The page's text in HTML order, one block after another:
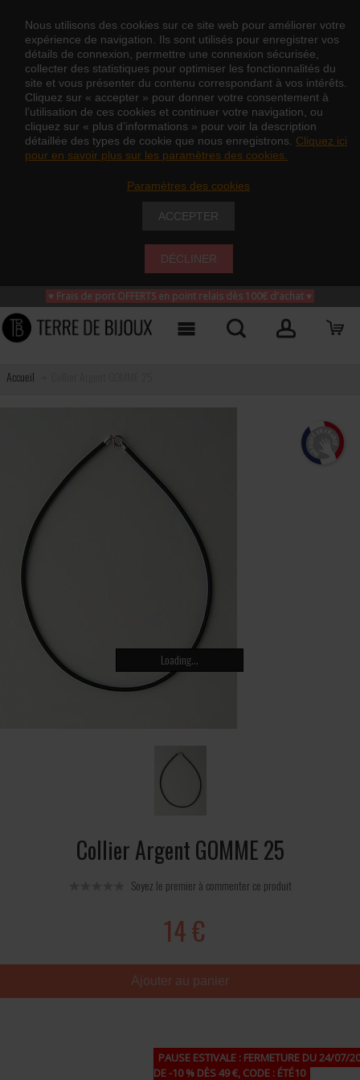
Nous utilisons des cookies sur ce site web pour améliorer votre
expérience de navigation. Ils sont utilisés pour enregistrer vos
détails de connexion, permettre une connexion sécurisée,
collecter des statistiques pour optimiser les fonctionnalités du
site et vous présenter du contenu correspondant à vos intérêts.
Cliquez sur « accepter » pour donner votre consentement à
l’utilisation de ces cookies et continuer votre navigation, ou
cliquez sur « plus d’informations » pour voir la description
détaillée des types de cookie que nous enregistrons. Cliquez ici
pour en savoir plus sur les paramètres des cookies.
Paramètres des cookies
ACCEPTER
DÉCLINER
♥ Frais de port OFFERTS en point relais dès 100€ d'achat ♥
Accueil
Loading...
Collier Argent GOMME 25
Soyez le premier à commenter ce produit
14 €
Ajouter au panier
PAUSE ESTIVALE : FERMETURE DU 24/07/
DE -10 % DÈS 49 €, CODE : ÉTÉ10